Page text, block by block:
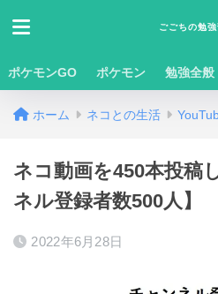
ごごちの勉
ポケモンGO ポケモン 勉強全般
ホーム ネコとの生活
ネコ動画を450本投稿
ネル登録者数500人】
2022年6月28日